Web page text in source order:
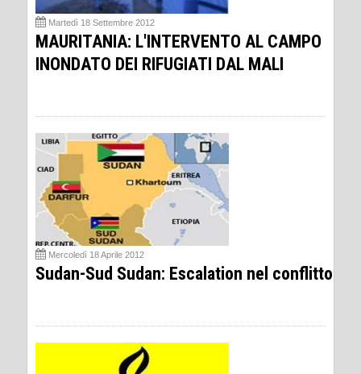
Martedì 18 Settembre 2012
MAURITANIA: L'INTERVENTO AL CAMPO
INONDATO DEI RIFUGIATI DAL MALI
Mercoledì 18 Aprile 2012
Sudan-Sud Sudan: Escalation nel conflitto